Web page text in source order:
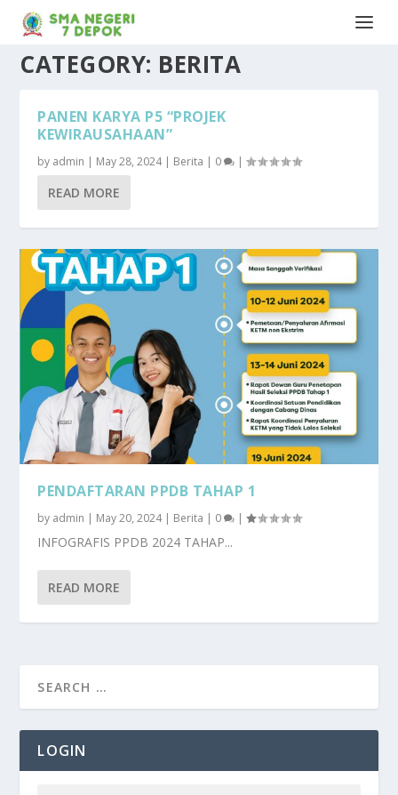
CATEGORY: BERITA
PANEN KARYA P5 “PROJEK
KEWIRAUSAHAAN”
by admin | May 28, 2024| Berita | 0 |
READ MORE
PENDAFTARAN PPDB TAHAP 1
by admin | May 20, 2024| Berita | 0 |
INFOGRAFIS PPDB 2024 TAHAP...
READ MORE
LOGIN